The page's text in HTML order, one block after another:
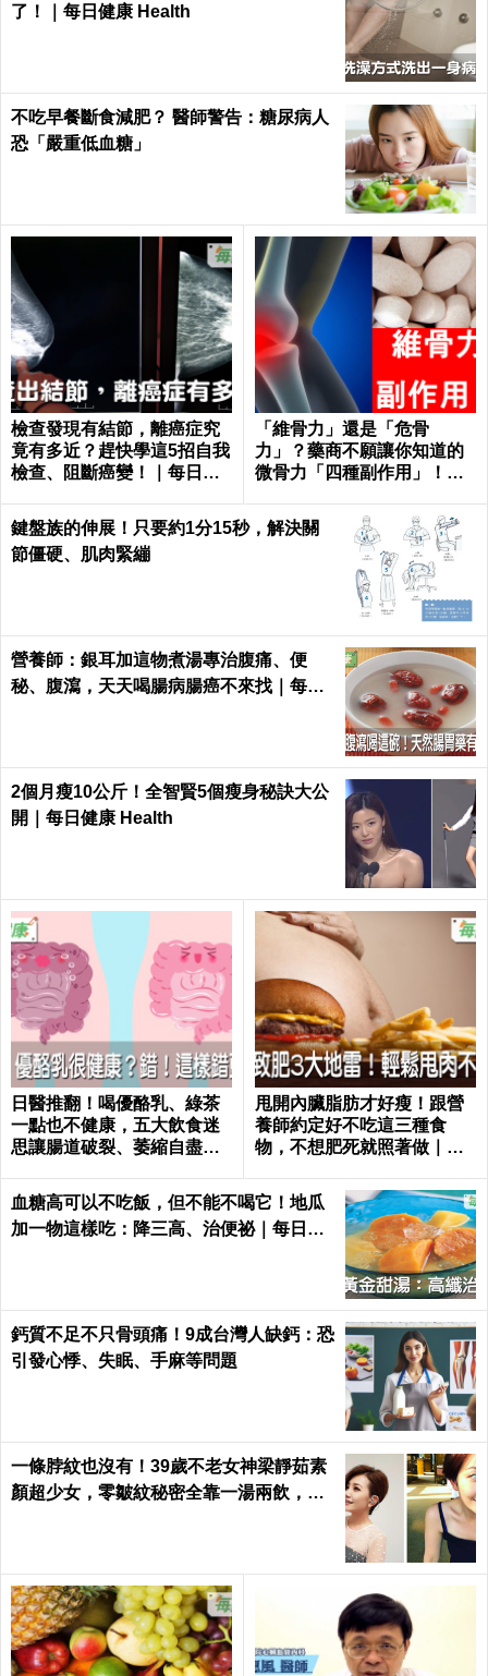
了！｜每日健康 Health
不吃早餐斷食減肥？ 醫師警告：糖尿病人
恐「嚴重低血糖」
檢查發現有結節，離癌症究
竟有多近？趕快學這5招自我
檢查、阻斷癌變！｜每日健
「維骨力」還是「危骨
力」？藥商不願讓你知道的
微骨力「四種副作用」！｜
鍵盤族的伸展！只要約1分15秒，解決關
節僵硬、肌肉緊繃
營養師：銀耳加這物煮湯專治腹痛、便
秘、腹瀉，天天喝腸病腸癌不來找｜每日
2個月瘦10公斤！全智賢5個瘦身秘訣大公
開｜每日健康 Health
日醫推翻！喝優酪乳、綠茶
一點也不健康，五大飲食迷
思讓腸道破裂、萎縮自盡｜
甩開內臟脂肪才好瘦！跟營
養師約定好不吃這三種食
物，不想肥死就照著做｜每
血糖高可以不吃飯，但不能不喝它！地瓜
加一物這樣吃：降三高、治便祕｜每日健
鈣質不足不只骨頭痛！9成台灣人缺鈣：恐
引發心悸、失眠、手麻等問題
一條脖紋也沒有！39歲不老女神梁靜茹素
顏超少女，零皺紋秘密全靠一湯兩飲，熬